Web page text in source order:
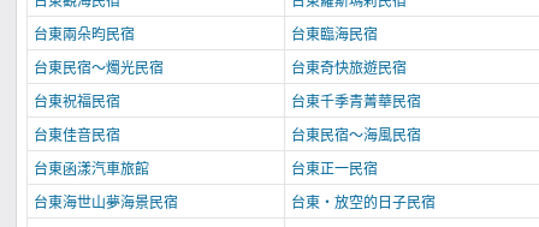
台東兩朵昀民宿
台東臨海民宿
台東民宿～燭光民宿
台東奇快旅遊民宿
台東祝福民宿
台東千季青菁華民宿
台東佳音民宿
台東民宿～海風民宿
台東函漾汽車旅館
台東正一民宿
台東海世山夢海景民宿
台東‧放空的日子民宿